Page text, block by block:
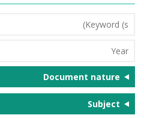
Keyword
(s)
Year
Document nature
Subject